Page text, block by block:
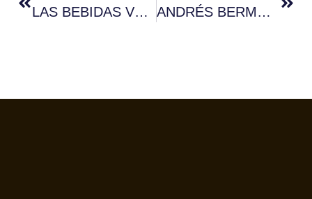
LAS BEBIDAS VEGETALES, UN MERCADO AL ALZA ANDRÉS BERMÚDEZ, NUEVO PRESIDENTE DE AECAFÉ